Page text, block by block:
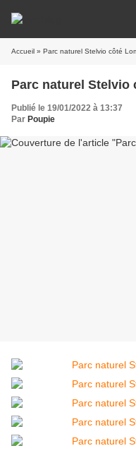
Accueil » Parc naturel Stelvio côté
Parc naturel Stelvio
Publié le 19/01/2022 à 13:37
Par Poupie